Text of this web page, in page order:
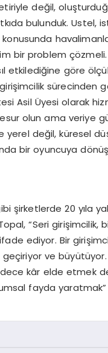
değil,
bulunduk. Ustel,
bir problem
etkilediğine göre
sürecinden
Asil Üyesi olarak
olun ama veriye
değil, küresel
bir oyuncuya
şirketlerde 20 yıla
“Seri girişimcilik,
ediyor. Bir
ve
kâr elde etmek
fayda